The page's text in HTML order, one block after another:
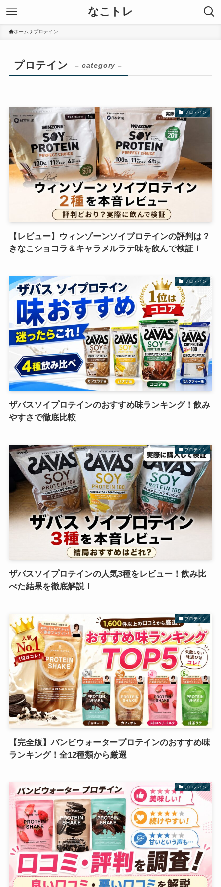
なこトレ
ホーム プロテイン
プロテイン – category –
プロテイン
【レビュー】ウィンゾーンソイプロテインの評判は？
きなこショコラ＆キャラメルラテ味を飲んで検証！
プロテイン
ザバスソイプロテインのおすすめ味ランキング！飲み
やすさで徹底比較
プロテイン
ザバスソイプロテインの人気3種をレビュー！飲み比
べた結果を徹底解説！
プロテイン
【完全版】バンビウォータープロテインのおすすめ味
ランキング！全12種類から厳選
プロテイン